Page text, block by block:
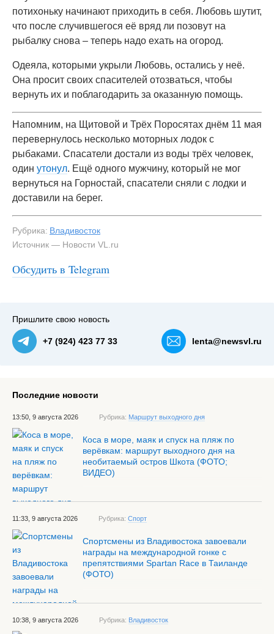
потихоньку начинают приходить в себя. Любовь шутит,
что после случившегося её вряд ли позовут на
рыбалку снова – теперь надо ехать на огород.
Одеяла, которыми укрыли Любовь, остались у неё.
Она просит своих спасителей отозваться, чтобы
вернуть их и поблагодарить за оказанную помощь.
Напомним, на Щитовой и Трёх Поросятах днём 11 мая
перевернулось несколько моторных лодок с
рыбаками. Спасатели достали из воды трёх человек,
один утонул. Ещё одного мужчину, который не мог
вернуться на Горностай, спасатели сняли с лодки и
доставили на берег.
Рубрика: Владивосток
Источник — Новости VL.ru
Обсудить в Telegram
Пришлите свою новость
+7 (924) 423 77 33 lenta@newsvl.ru
Последние новости
13:50, 9 августа 2026 Рубрика: Маршрут выходного дня
Коса в море, маяк и спуск на пляж по
верёвкам: маршрут выходного дня на
необитаемый остров Шкота (ФОТО;
ВИДЕО)
11:33, 9 августа 2026 Рубрика: Спорт
Спортсмены из Владивостока завоевали
награды на международной гонке с
препятствиями Spartan Race в Таиланде
(ФОТО)
10:38, 9 августа 2026 Рубрика: Владивосток